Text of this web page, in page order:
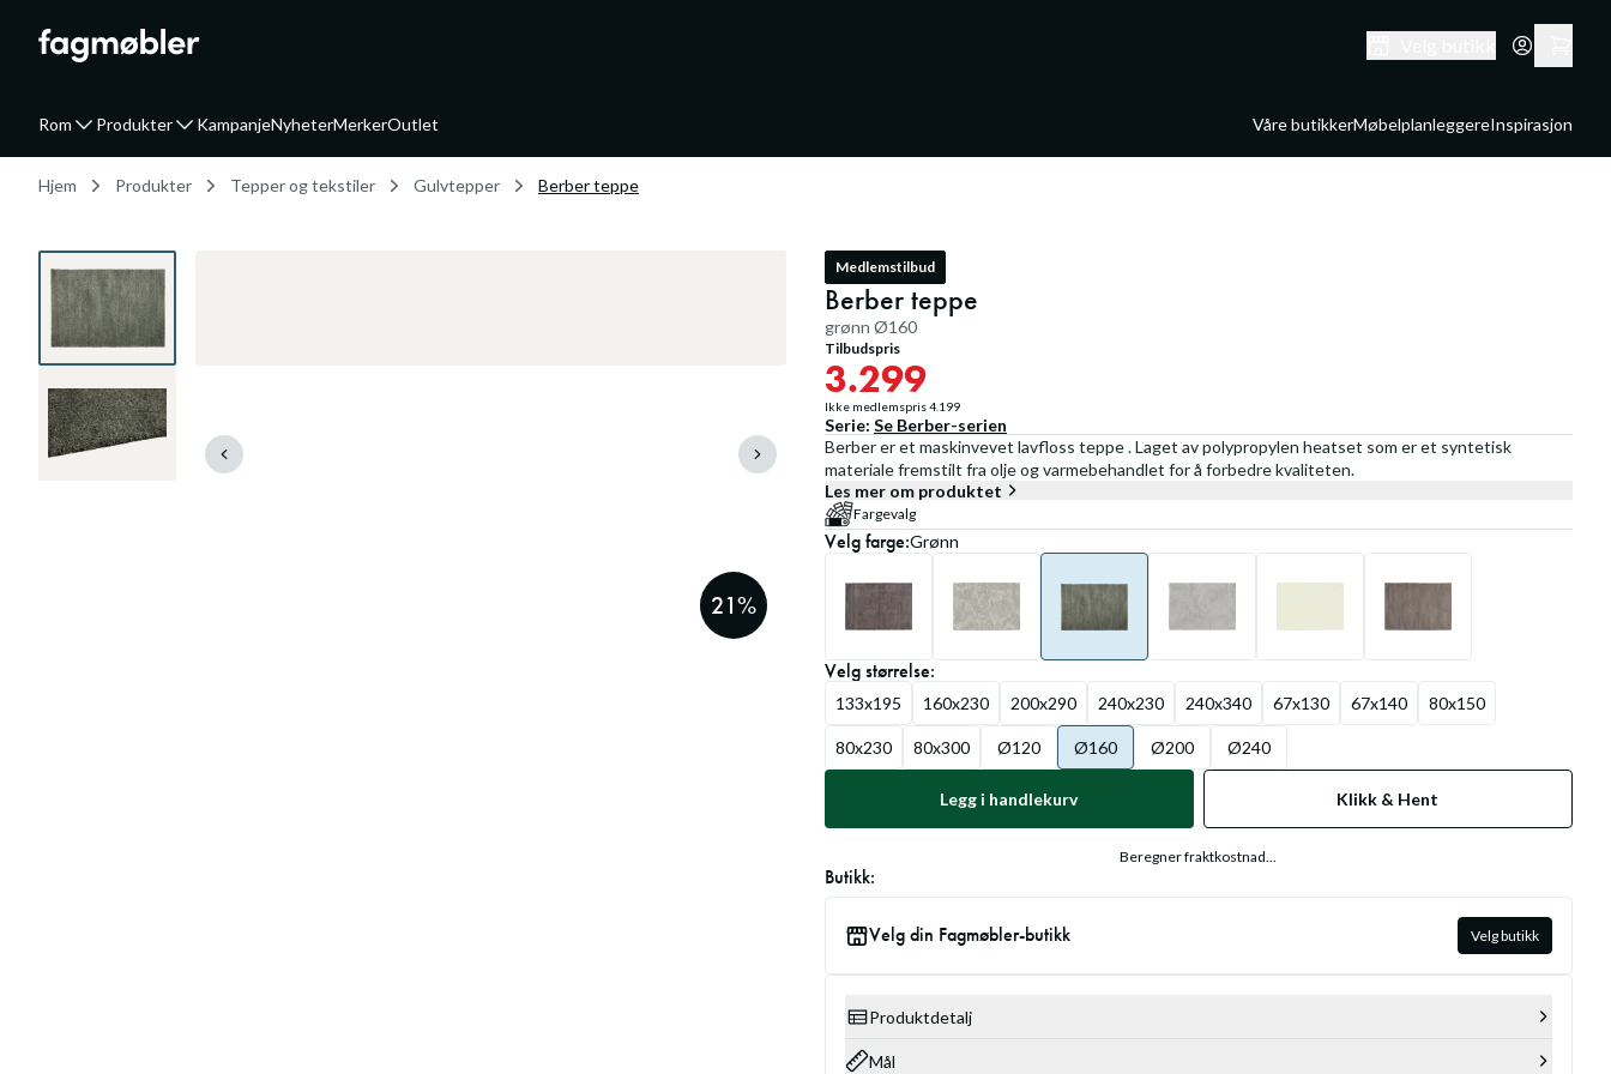
Rom Produkter KampanjeNyheterMerkerOutlet Våre butikkerMøbelplanleggereInspirasjon
Hjem Produkter Tepper og tekstiler Gulvtepper Berber teppe
21%
Medlemstilbud
Berber teppe
grønn Ø160
Tilbudspris
3.299
Ikke medlemspris4.199
Serie: Se Berber-serien
Berber er et maskinvevet lavfloss teppe . Laget av polypropylen heatset som er et syntetisk
materiale fremstilt fra olje og varmebehandlet for å forbedre kvaliteten.
Les mer om produktet
Fargevalg
Velgfarge:Grønn
Velgstørrelse:
133x195 160x230 200x290 240x230 240x340 67x130 67x140 80x150
80x230 80x300 Ø120 Ø160 Ø200 Ø240
Legg i handlekurv Klikk & Hent
Beregner fraktkostnad...
Butikk:
Velg din Fagmøbler-butikk Velg butikk
Produktdetalj
Mål